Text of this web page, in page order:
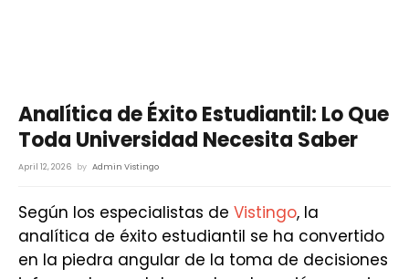
Analítica de Éxito Estudiantil: Lo Que
Toda Universidad Necesita Saber
April 12, 2026 by Admin Vistingo
Según los especialistas de Vistingo, la
analítica de éxito estudiantil se ha convertido
en la piedra angular de la toma de decisiones